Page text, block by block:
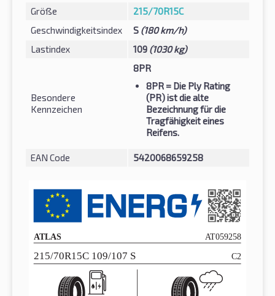
Größe
215/70R15C
Geschwindigkeitsindex
S (180 km/h)
Lastindex
109 (1030 kg)
Besondere
Kennzeichen
8PR
8PR = Die Ply Rating
(PR) ist die alte
Bezeichnung für die
Tragfähigkeit eines
Reifens.
EAN Code 5420068659258